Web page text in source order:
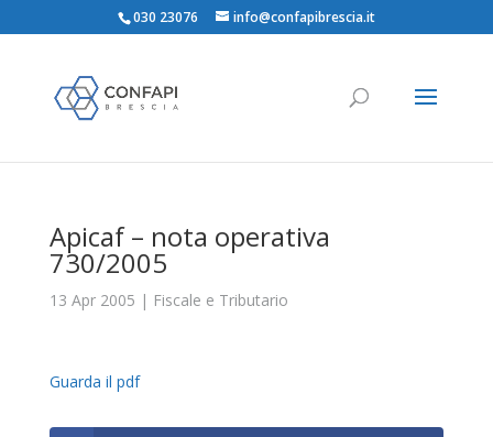
030 23076 info@confapibrescia.it
Apicaf – nota operativa
730/2005
13 Apr 2005 | Fiscale e Tributario
Guarda il pdf